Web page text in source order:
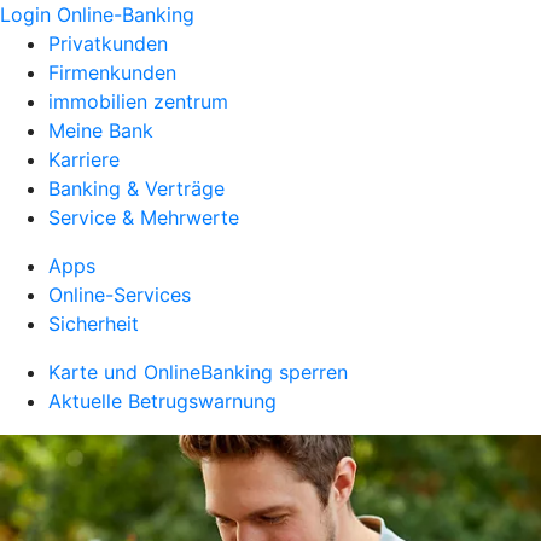
Login Online-Banking
Privatkunden
Firmenkunden
immobilien zentrum
Meine Bank
Karriere
Banking & Verträge
Service & Mehrwerte
Apps
Online-Services
Sicherheit
Karte und OnlineBanking sperren
Aktuelle Betrugswarnung